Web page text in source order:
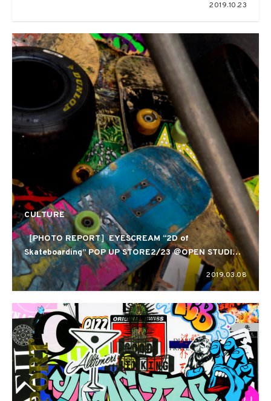
2019.10.23
CULTURE
［PHOTO REPORT］EYESCREAM “2D of
Skateboarding” POP UP STORE2/23 ＠OPEN STUDIO
HARAJUKU
2019.03.08